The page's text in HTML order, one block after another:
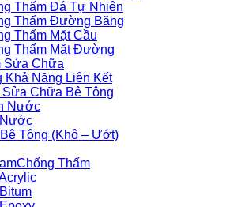
Thấm Đá Tự Nhiên
Thấm Đường Băng
Thấm Mặt Cầu
Thấm Mặt Đường
Sửa Chữa
Khả Năng Liên Kết
Sửa Chữa Bê Tông
Nước
Tông (Khô – Ướt)
Chống Thấm